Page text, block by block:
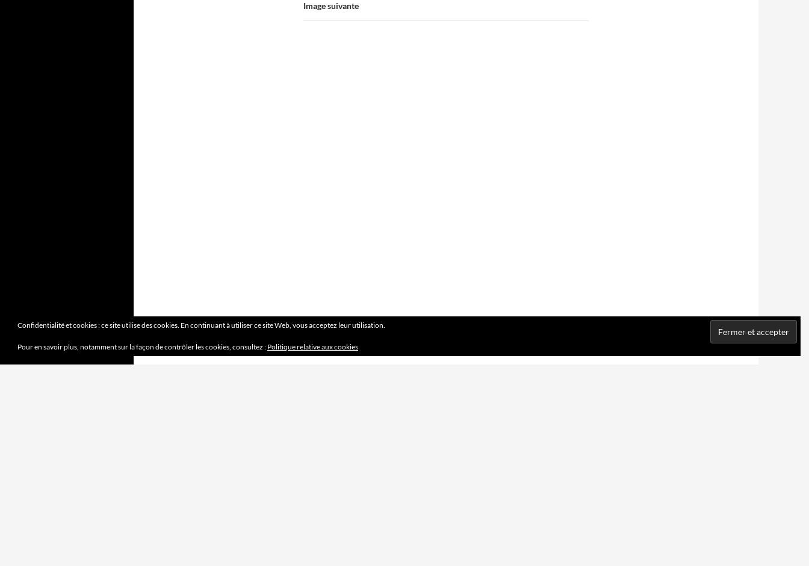
Image suivante
Confidentialité et cookies : ce site utilise des cookies. En continuant à utiliser ce site Web, vous acceptez leur utilisation.
Pour en savoir plus, notamment sur la façon de contrôler les cookies, consultez : Politique relative aux cookies